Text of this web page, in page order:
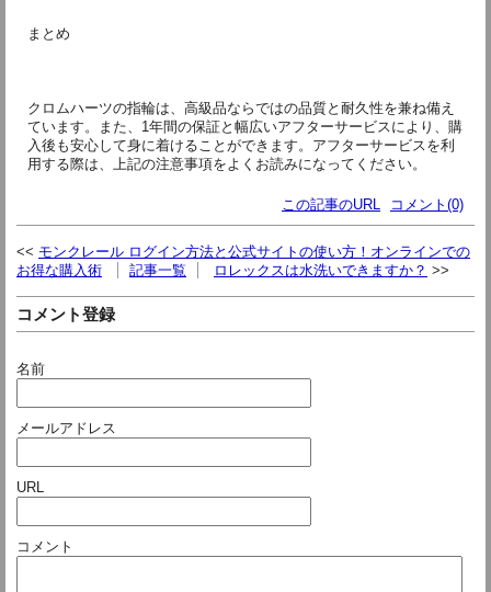
まとめ
クロムハーツの指輪は、高級品ならではの品質と耐久性を兼ね備え
ています。また、1年間の保証と幅広いアフターサービスにより、購
入後も安心して身に着けることができます。アフターサービスを利
用する際は、上記の注意事項をよくお読みになってください。
この記事のURL コメント(0)
モンクレール ログイン方法と公式サイトの使い方！オンラインでの
お得な購入術
記事一覧 ロレックスは水洗いできますか？
コメント登録
名前
メールアドレス
URL
コメント